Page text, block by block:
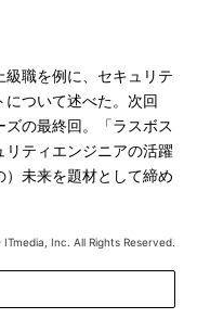
職を例に、セキュリテ
について述べた。次回
ズの最終回。「ラスボス
リティエンジニアの活躍
未来を題材として締め
Inc. All Rights Reserved.